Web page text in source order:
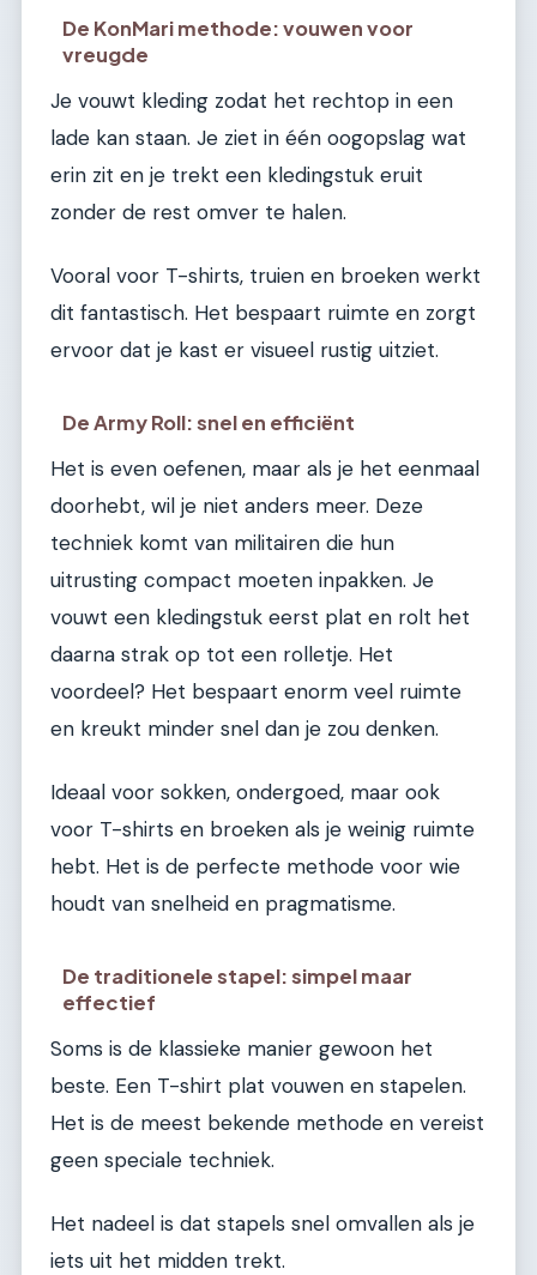
De KonMari methode: vouwen voor
vreugde
Je vouwt kleding zodat het rechtop in een
lade kan staan. Je ziet in één oogopslag wat
erin zit en je trekt een kledingstuk eruit
zonder de rest omver te halen.
Vooral voor T-shirts, truien en broeken werkt
dit fantastisch. Het bespaart ruimte en zorgt
ervoor dat je kast er visueel rustig uitziet.
De Army Roll: snel en efficiënt
Het is even oefenen, maar als je het eenmaal
doorhebt, wil je niet anders meer. Deze
techniek komt van militairen die hun
uitrusting compact moeten inpakken. Je
vouwt een kledingstuk eerst plat en rolt het
daarna strak op tot een rolletje. Het
voordeel? Het bespaart enorm veel ruimte
en kreukt minder snel dan je zou denken.
Ideaal voor sokken, ondergoed, maar ook
voor T-shirts en broeken als je weinig ruimte
hebt. Het is de perfecte methode voor wie
houdt van snelheid en pragmatisme.
De traditionele stapel: simpel maar
effectief
Soms is de klassieke manier gewoon het
beste. Een T-shirt plat vouwen en stapelen.
Het is de meest bekende methode en vereist
geen speciale techniek.
Het nadeel is dat stapels snel omvallen als je
iets uit het midden trekt.